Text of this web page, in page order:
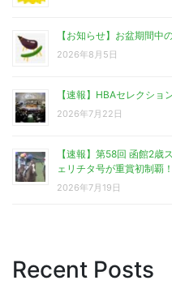
【お知らせ】お盆期間中
2026年8月5日
【速報】HBAセレクショ
2026年7月22日
【速報】第58回 函館2
ェリチタ号が重賞初制覇！
2026年7月19日
Recent Posts